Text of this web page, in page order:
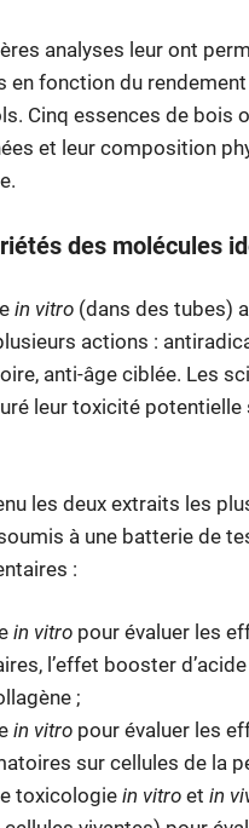
analyses leur ont
en fonction du
Cinq essences de bois
et leur composition
des molécules
in vitro (dans des tubes)
actions :
anti-âge ciblée. Les
leur toxicité potentielle
les deux extraits les
à une batterie de
:
in vitro pour évaluer les
l’effet booster
;
in vitro pour évaluer les
sur cellules de la
toxicologiein vitro etin